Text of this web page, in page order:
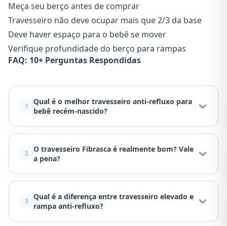
Meça seu berço antes de comprar
Travesseiro não deve ocupar mais que 2/3 da base
Deve haver espaço para o bebê se mover
Verifique profundidade do berço para rampas
FAQ: 10+ Perguntas Respondidas
1
Qual é o melhor travesseiro anti-refluxo para
bebê recém-nascido?
2
O travesseiro Fibrasca é realmente bom? Vale
a pena?
3
Qual é a diferença entre travesseiro elevado e
rampa anti-refluxo?